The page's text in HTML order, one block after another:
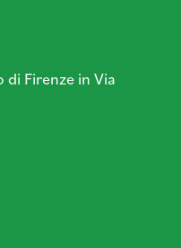
di Firenze in Via